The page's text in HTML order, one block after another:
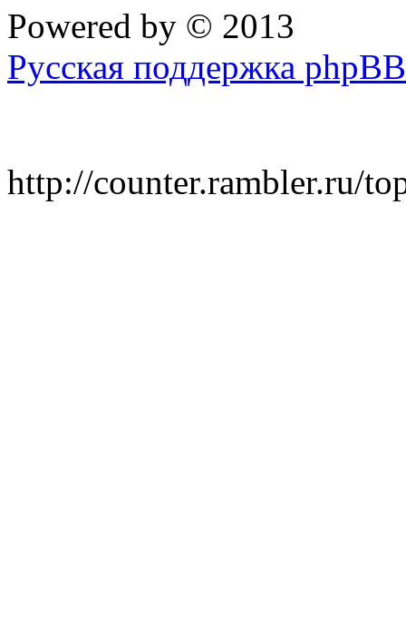
Powered by © 2013
Русская поддержка phpBB
http://counter.rambler.ru/